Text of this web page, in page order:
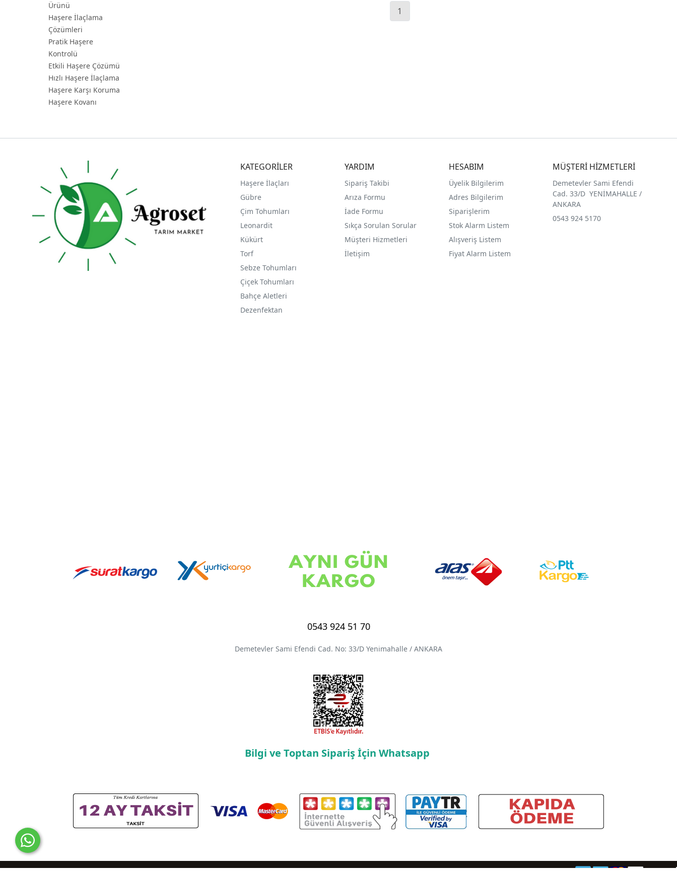
Ürünü
Haşere İlaçlama
Çözümleri
Pratik Haşere
Kontrolü
Etkili Haşere Çözümü
Hızlı Haşere İlaçlama
Haşere Karşı Koruma
Haşere Kovanı
1
KATEGORİLER
Haşere İlaçları
Gübre
Çim Tohumları
Leonardit
Kükürt
Torf
Sebze Tohumları
Çiçek Tohumları
Bahçe Aletleri
Dezenfektan
YARDIM
Sipariş Takibi
Arıza Formu
İade Formu
Sıkça Sorulan Sorular
Müşteri Hizmetleri
İletişim
HESABIM
Üyelik Bilgilerim
Adres Bilgilerim
Siparişlerim
Stok Alarm Listem
Alışveriş Listem
Fiyat Alarm Listem
MÜŞTERİ HİZMETLERİ
Demetevler Sami Efendi
Cad. 33/D YENİMAHALLE /
ANKARA
0543 924 5170
0543 924 51 70
Demetevler Sami Efendi Cad. No: 33/D Yenimahalle / ANKARA
Bilgi ve Toptan Sipariş İçin Whatsapp